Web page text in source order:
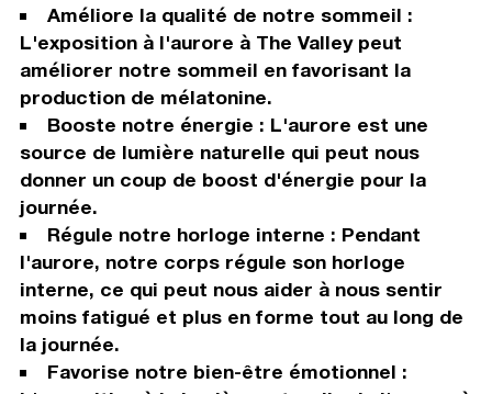
Améliore la qualité de notre sommeil :
L'exposition à l'aurore à The Valley peut
améliorer notre sommeil en favorisant la
production de mélatonine.
Booste notre énergie : L'aurore est une
source de lumière naturelle qui peut nous
donner un coup de boost d'énergie pour la
journée.
Régule notre horloge interne : Pendant
l'aurore, notre corps régule son horloge
interne, ce qui peut nous aider à nous sentir
moins fatigué et plus en forme tout au long de
la journée.
Favorise notre bien-être émotionnel :